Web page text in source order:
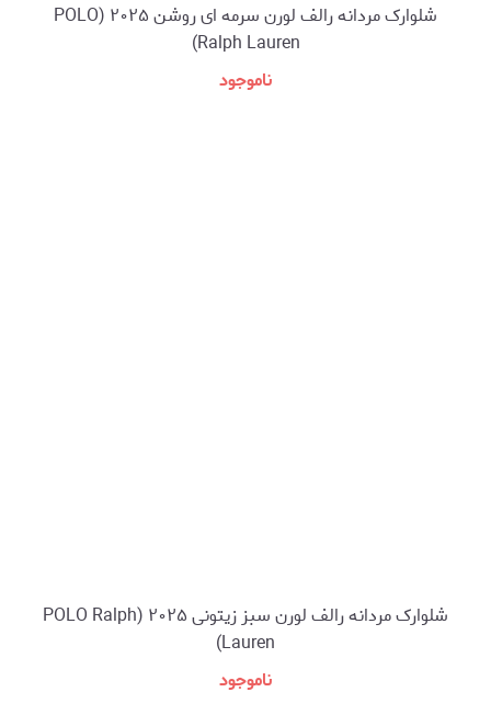
شلوارک مردانه رالف لورن سرمه ای روشن ۲۰۲۵ (POLO
Ralph Lauren)
ناموجود
شلوارک مردانه رالف لورن سبز زیتونی ۲۰۲۵ (POLO Ralph
Lauren)
ناموجود